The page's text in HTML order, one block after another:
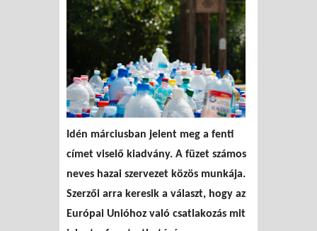
Idén márciusban jelent meg a fenti
címet viselő kiadvány. A füzet számos
neves hazai szervezet közös munkája.
Szerzői arra keresik a választ, hogy az
Európai Unióhoz való csatlakozás mit